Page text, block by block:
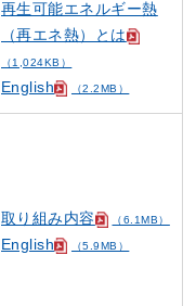
再生可能エネルギー熱
（再エネ熱）とは
（1,024KB）
English （2.2MB）
取り組み内容 （6.1MB）
English （5.9MB）